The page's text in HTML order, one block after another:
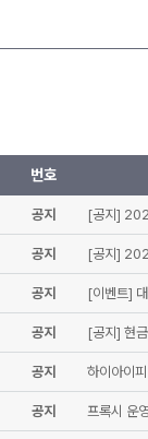
번호
공지 [공지]
공지 [공지]
공지 [이벤트]
공지 [공지] 현
공지 하이아이
공지 프록시 운